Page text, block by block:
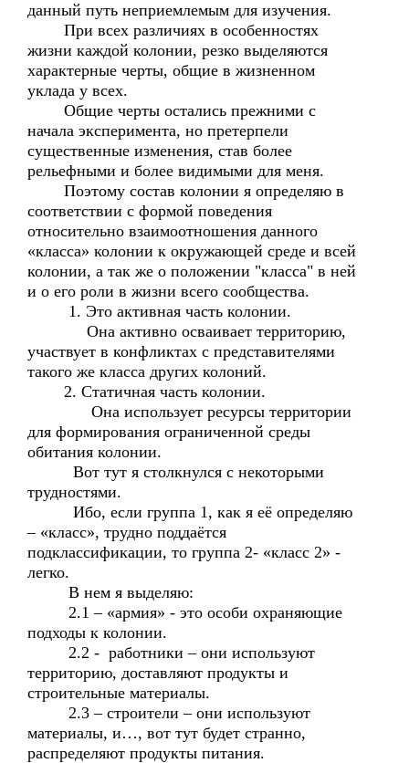
данный путь неприемлемым для изучения.
При всех различиях в особенностях
жизни каждой колонии, резко выделяются
характерные черты, общие в жизненном
уклада у всех.
Общие черты остались прежними с
начала эксперимента, но претерпели
существенные изменения, став более
рельефными и более видимыми для меня.
Поэтому состав колонии я определяю в
соответствии с формой поведения
относительно взаимоотношения данного
«класса» колонии к окружающей среде и всей
колонии, а так же о положении "класса" в ней
и о его роли в жизни всего сообщества.
1. Это активная часть колонии.
Она активно осваивает территорию,
участвует в конфликтах с представителями
такого же класса других колоний.
2. Статичная часть колонии.
Она использует ресурсы территории
для формирования ограниченной среды
обитания колонии.
Вот тут я столкнулся с некоторыми
трудностями.
Ибо, если группа 1, как я её определяю
– «класс», трудно поддаётся
подклассификации, то группа 2- «класс 2» -
легко.
В нем я выделяю:
2.1 – «армия» - это особи охраняющие
подходы к колонии.
2.2 - работники – они используют
территорию, доставляют продукты и
строительные материалы.
2.3 – строители – они используют
материалы, и…, вот тут будет странно,
распределяют продукты питания.